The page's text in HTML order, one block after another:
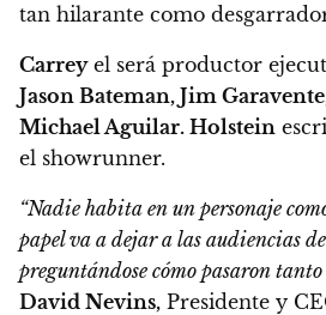
tan hilarante como
Carreyel será productor
Jason Bateman, Jim
Michael Aguilar. Holstein
el showrunner.
“Nadie habita en un personaje
papel va a dejar a las audiencias
preguntándose cómo pasaron
David Nevins, Presidente y